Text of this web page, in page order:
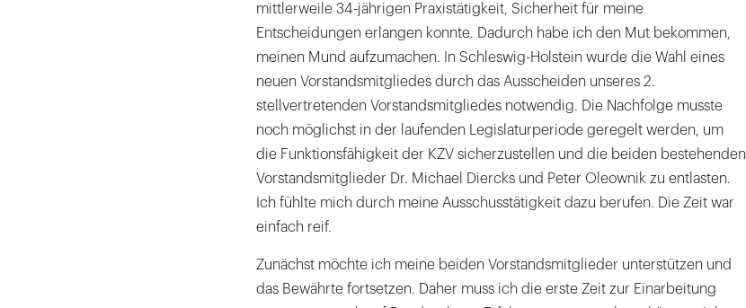
mittlerweile 34-jährigen Praxistätigkeit, Sicherheit für meine
Entscheidungen erlangen konnte. Dadurch habe ich den Mut bekommen,
meinen Mund aufzumachen. In Schleswig-Holstein wurde die Wahl eines
neuen Vorstandsmitgliedes durch das Ausscheiden unseres 2.
stellvertretenden Vorstandsmitgliedes notwendig. Die Nachfolge musste
noch möglichst in der laufenden Legislaturperiode geregelt werden, um
die Funktionsfähigkeit der KZV sicherzustellen und die beiden bestehenden
Vorstandsmitglieder Dr. Michael Diercks und Peter Oleownik zu entlasten.
Ich fühlte mich durch meine Ausschusstätigkeit dazu berufen. Die Zeit war
einfach reif.
Zunächst möchte ich meine beiden Vorstandsmitglieder unterstützen und
das Bewährte fortsetzen. Daher muss ich die erste Zeit zur Einarbeitung